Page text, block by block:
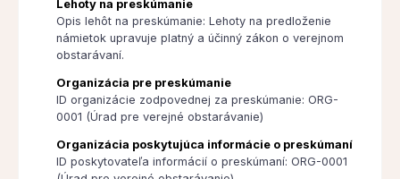
Lehoty na preskúmanie
Opis lehôt na preskúmanie: Lehoty na predloženie
námietok upravuje platný a účinný zákon o verejnom
obstarávaní.
Organizácia pre preskúmanie
ID organizácie zodpovednej za preskúmanie: ORG-
0001 (Úrad pre verejné obstarávanie)
Organizácia poskytujúca informácie o preskúmaní
ID poskytovateľa informácií o preskúmaní: ORG-0001